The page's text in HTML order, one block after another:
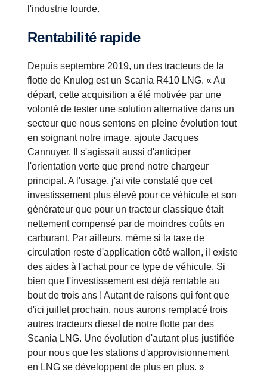
l'industrie lourde.
Rentabilité rapide
Depuis septembre 2019, un des tracteurs de la
flotte de Knulog est un Scania R410 LNG. « Au
départ, cette acquisition a été motivée par une
volonté de tester une solution alternative dans un
secteur que nous sentons en pleine évolution tout
en soignant notre image, ajoute Jacques
Cannuyer. Il s'agissait aussi d'anticiper
l'orientation verte que prend notre chargeur
principal. A l'usage, j'ai vite constaté que cet
investissement plus élevé pour ce véhicule et son
générateur que pour un tracteur classique était
nettement compensé par de moindres coûts en
carburant. Par ailleurs, même si la taxe de
circulation reste d'application côté wallon, il existe
des aides à l'achat pour ce type de véhicule. Si
bien que l'investissement est déjà rentable au
bout de trois ans ! Autant de raisons qui font que
d'ici juillet prochain, nous aurons remplacé trois
autres tracteurs diesel de notre flotte par des
Scania LNG. Une évolution d'autant plus justifiée
pour nous que les stations d'approvisionnement
en LNG se développent de plus en plus. »